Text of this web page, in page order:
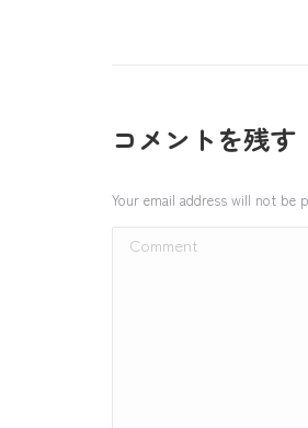
コメントを残す
Your email address will not be
Comment